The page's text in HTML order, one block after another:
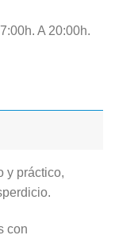
A 20:00h.
y práctico,
con